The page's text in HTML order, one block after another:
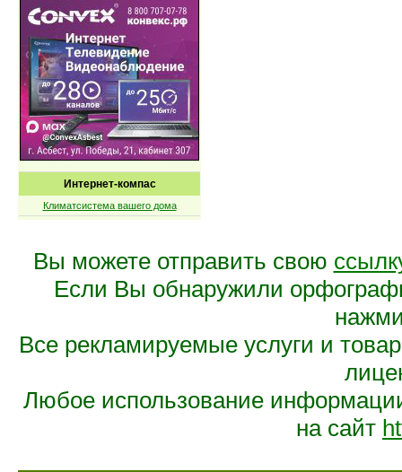
Интернет-компас
Климатсистема вашего дома
Вы можете отправить свою
Если Вы обнаружили
Все рекламируемые услуги и
Любое использование
на сайт